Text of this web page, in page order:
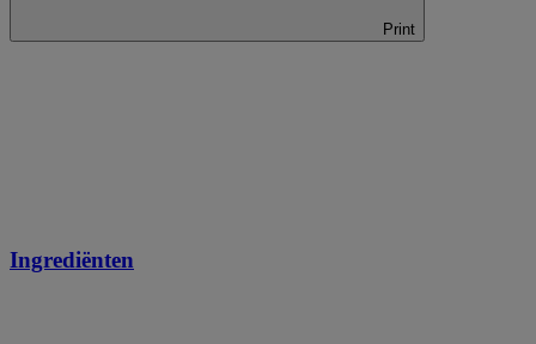
Print
Ingrediënten